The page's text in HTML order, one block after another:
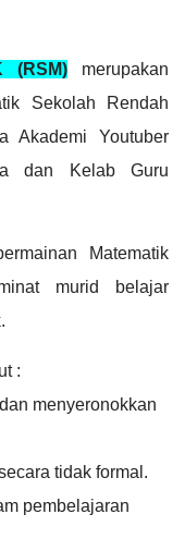
(RSM) merupakan
Sekolah Rendah
Akademi Youtuber
dan Kelab Guru
Matematik
murid belajar
:
menyeronokkan
tidak formal.
pembelajaran